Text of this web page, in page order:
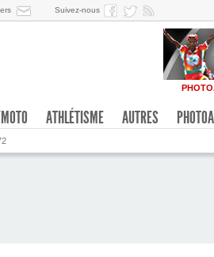
Suivez-nous
ATHLÉTISME AUTRES